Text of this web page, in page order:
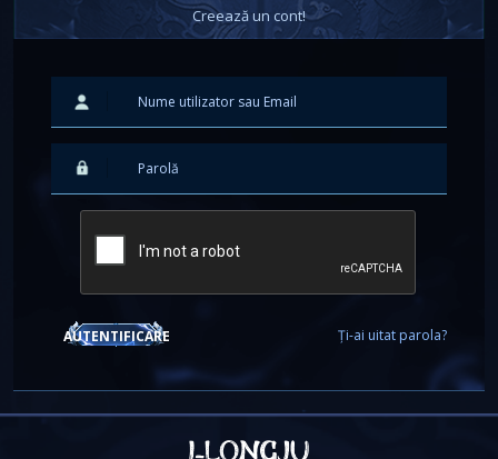
Creează un cont!
AUTENTIFICARE Ți-ai uitat parola?